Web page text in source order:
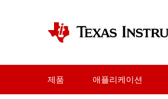
제품 애플리케이션